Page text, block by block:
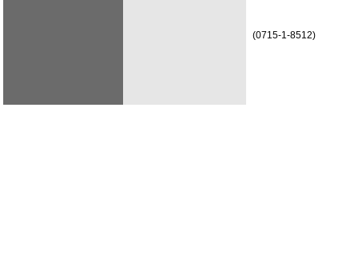
(0715-1-8512)